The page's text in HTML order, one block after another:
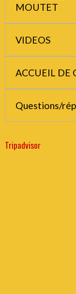
MOUTET
VIDEOS
ACCUEIL DE
Questions/
Tripadvisor